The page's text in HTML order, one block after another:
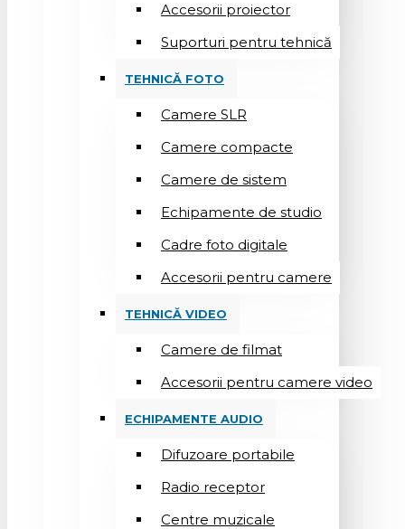
Accesorii proiector
Suporturi pentru tehnică
TEHNICĂ FOTO
Camere SLR
Camere compacte
Camere de sistem
Echipamente de studio
Cadre foto digitale
Accesorii pentru camere
TEHNICĂ VIDEO
Camere de filmat
Accesorii pentru camere video
ECHIPAMENTE AUDIO
Difuzoare portabile
Radio receptor
Centre muzicale